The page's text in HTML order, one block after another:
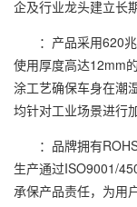
企及行业龙头建立长
：产品采用620兆
使用厚度高达12mm
涂工艺确保车身在潮
均针对工业场景进行
：品牌拥有ROHS
生产通过ISO9001/
承保产品责任，为用